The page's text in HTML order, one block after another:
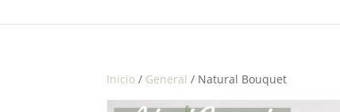
Inicio / General / Natural Bouquet